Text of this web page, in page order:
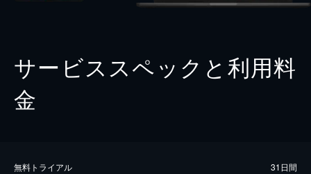
サービススペックと利用料
金
無料トライアル 31日間